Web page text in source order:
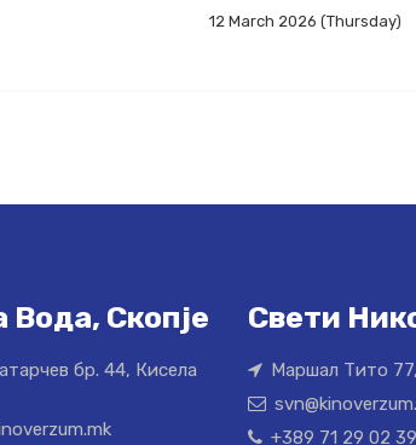
12 March 2026 (Thursday)
Вода, Скопје
бр. 44, Кисела
Свети
Маршал Тито
+389 71 29 02 39